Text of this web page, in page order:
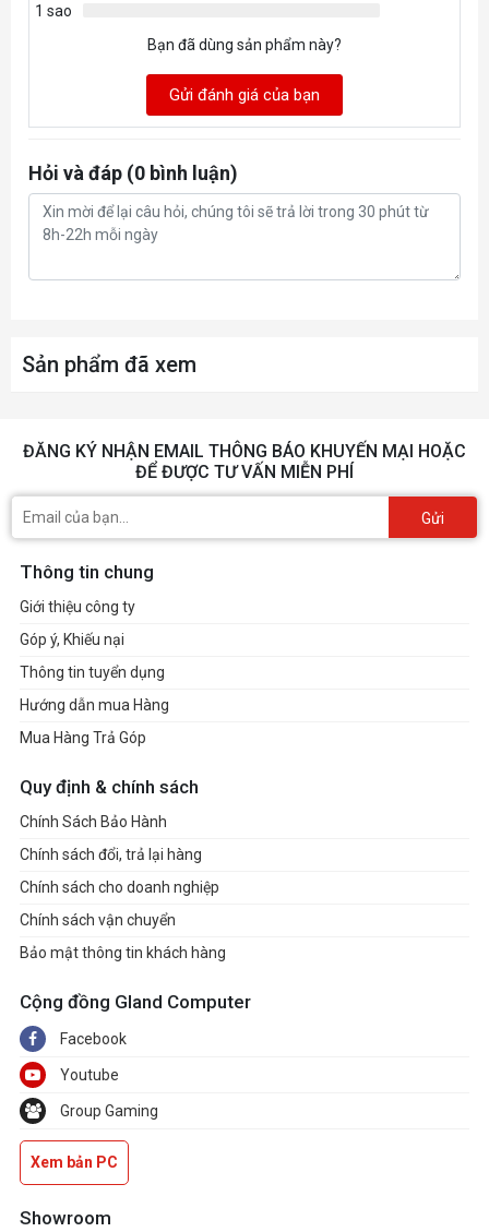
1 sao
Bạn đã dùng sản phẩm này?
Gửi đánh giá của bạn
Hỏi và đáp (0 bình luận)
Sản phẩm đã xem
ĐĂNG KÝ NHẬN EMAIL THÔNG BÁO KHUYẾN MẠI HOẶC
ĐỂ ĐƯỢC TƯ VẤN MIỄN PHÍ
Gửi
Thông tin chung
Giới thiệu công ty
Góp ý, Khiếu nại
Thông tin tuyển dụng
Hướng dẫn mua Hàng
Mua Hàng Trả Góp
Quy định & chính sách
Chính Sách Bảo Hành
Chính sách đổi, trả lại hàng
Chính sách cho doanh nghiệp
Chính sách vận chuyển
Bảo mật thông tin khách hàng
Cộng đồng Gland Computer
Facebook
Youtube
Group Gaming
Xem bản PC
Showroom